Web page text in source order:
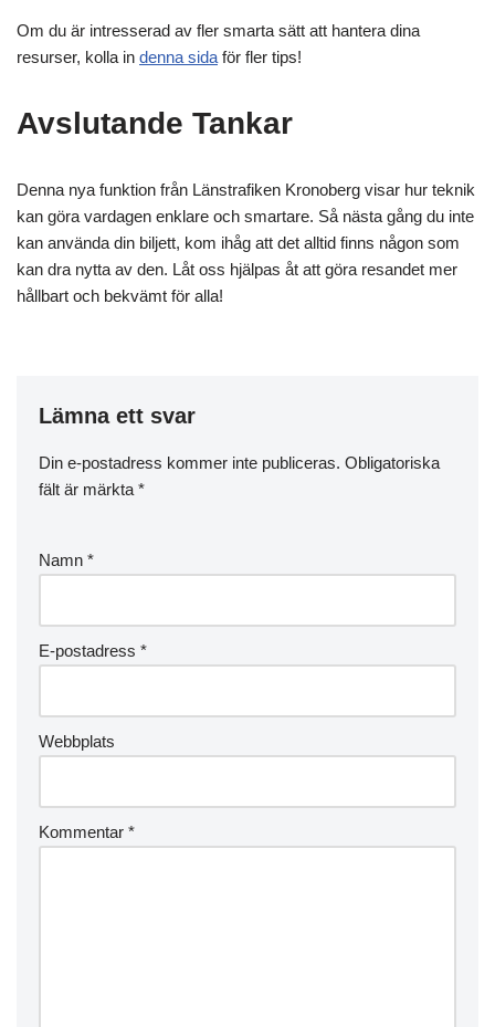
Om du är intresserad av fler smarta sätt att hantera dina
resurser, kolla in denna sida för fler tips!
Avslutande Tankar
Denna nya funktion från Länstrafiken Kronoberg visar hur teknik
kan göra vardagen enklare och smartare. Så nästa gång du inte
kan använda din biljett, kom ihåg att det alltid finns någon som
kan dra nytta av den. Låt oss hjälpas åt att göra resandet mer
hållbart och bekvämt för alla!
Lämna ett svar
Din e-postadress kommer inte publiceras. Obligatoriska
fält är märkta *
Namn *
E-postadress *
Webbplats
Kommentar *